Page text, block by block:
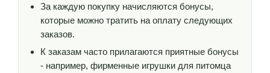
За каждую покупку начисляются бонусы,
которые можно тратить на оплату следующих
заказов.
К заказам часто прилагаются приятные бонусы
- например, фирменные игрушки для питомца